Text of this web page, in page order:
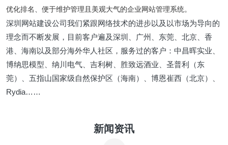
优化排名、便于维护管理且美观大气的企业网站管理系统。
深圳网站建设公司我们紧跟网络技术的进步以及以市场为导向的
理念而不断发展，目前客户遍及深圳、广州、东莞、北京、香
港、海南以及部分海外华人社区，服务过的客户：中昌晖实业、
博纳思模型、纳川电气、吉利树、胜致远酒业、圣普利（东
莞）、五指山国家级自然保护区（海南）、博恩崔西（北京）、
Rydia……
新闻资讯